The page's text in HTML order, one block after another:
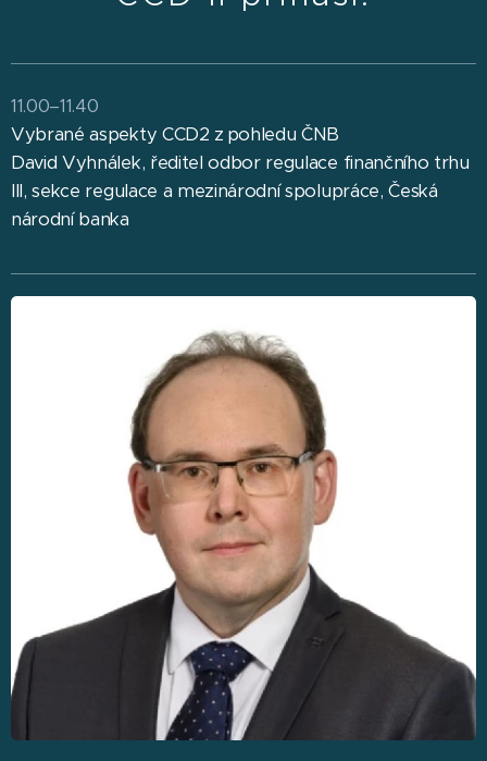
11.00–11.40
Vybrané aspekty CCD2 z pohledu ČNB
David Vyhnálek, ředitel odbor regulace finančního trhu
III, sekce regulace a mezinárodní spolupráce, Česká
národní banka